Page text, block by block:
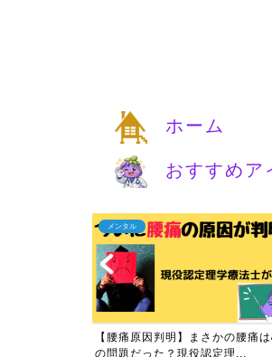
ホーム
おすすめア
メンタル
【腰痛原因判明】まさかの腰痛
の問題だった？現役認定理...